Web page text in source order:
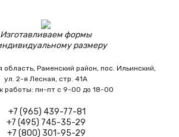
Изготавливаем формы
размеру
область, Раменский район, пос. Ильинский,
ул. 2-я Лесная, стр. 41А
работы: пн-пт с 9-00 до 18-00
+7 (965) 439-77-81
+7 (495) 745-35-29
+7 (800) 301-95-29